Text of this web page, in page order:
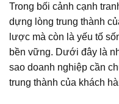
Trong bối cảnh cạnh
dựng lòng trung thành
lược mà còn là yếu tố
bền vững. Dưới đây là
sao doanh nghiệp cần
trung thành của khách